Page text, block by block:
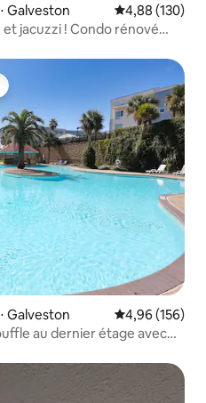
Galveston Évaluation
4,88 (130)
et jacuzzi ! Condo rénové
plus appréciés
Galveston Évaluation
4,96 (156)
au dernier étage avec